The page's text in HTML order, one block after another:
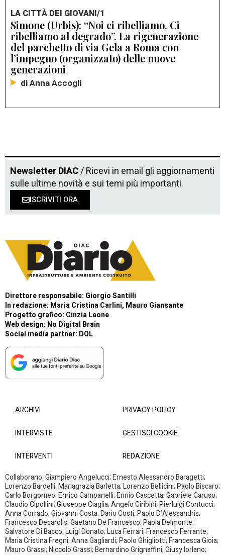
LA CITTÀ DEI GIOVANI/1
Simone (Urbis): “Noi ci ribelliamo. Ci
ribelliamo al degrado”. La rigenerazione
del parchetto di via Gela a Roma con
l’impegno (organizzato) delle nuove
generazioni
di Anna Accogli
Newsletter DIAC/ Ricevi in email gli aggiornamenti
sulle ultime novità e sui temi più importanti.
ISCRIVITI ORA
Direttore responsabile: Giorgio Santilli
In redazione: Maria Cristina Carlini, Mauro Giansante
Progetto grafico: Cinzia Leone
Web design: No Digital Brain
Social media partner: DOL
ARCHIVI
INTERVISTE
INTERVENTI
PRIVACY POLICY
GESTISCI COOKIE
REDAZIONE
Collaborano: Giampiero Angelucci; Ernesto Alessandro Baragetti;
Lorenzo Bardelli; Mariagrazia Barletta; Lorenzo Bellicini; Paolo Biscaro;
Carlo Borgomeo; Enrico Campanelli; Ennio Cascetta; Gabriele Caruso;
Claudio Cipollini; Giuseppe Ciaglia; Angelo Ciribini; Pierluigi Contucci;
Anna Corrado; Giovanni Costa; Dario Costi: Paolo D’Alessandris;
Francesco Decarolis; Gaetano De Francesco; Paola Delmonte;
Salvatore Di Bacco; Luigi Donato; Luca Ferrari; Francesco Ferrante;
Maria Cristina Fregni; Anna Gagliardi; Paolo Ghigliotti; Francesca Gioia;
Mauro Grassi; Niccolò Grassi; Bernardino Grignaffini; Giusy Iorlano;